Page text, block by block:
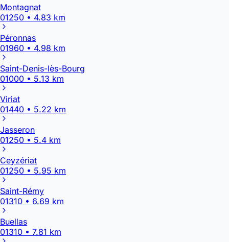
Montagnat
01250 • 4.83 km
Péronnas
01960 • 4.98 km
Saint-Denis-lès-Bourg
01000 • 5.13 km
Viriat
01440 • 5.22 km
Jasseron
01250 • 5.4 km
Ceyzériat
01250 • 5.95 km
Saint-Rémy
01310 • 6.69 km
Buellas
01310 • 7.81 km